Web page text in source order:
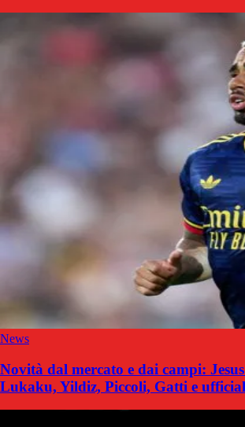
News
Novità dal mercato e dai campi:
Lukaku, Yildiz, Piccoli, Gatti e